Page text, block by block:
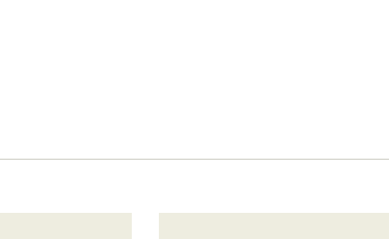
DE L’AIR